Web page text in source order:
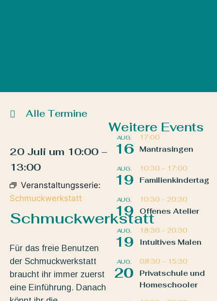
Alle Termine
20 Juli um 10:00 –
13:00
Veranstaltungsserie:
Schmuckwerkstatt
Schmuckwerkstatt
Für das freie Benutzen
der Schmuckwerkstatt
braucht ihr immer zuerst
eine Einführung. Danach
Weitere Events
AUG.
16
17:00
Mantrasingen
AUG.
19
10:30 – 17:00
Familienkindertag
AUG.
19
10:30 – 20:30
Offenes Atelier
AUG.
19
18:30 – 20:30
Intuitives Malen
AUG.
20
08:30 – 15:30
Privatschule und
Homeschooler